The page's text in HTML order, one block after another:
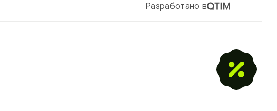
Разработано в